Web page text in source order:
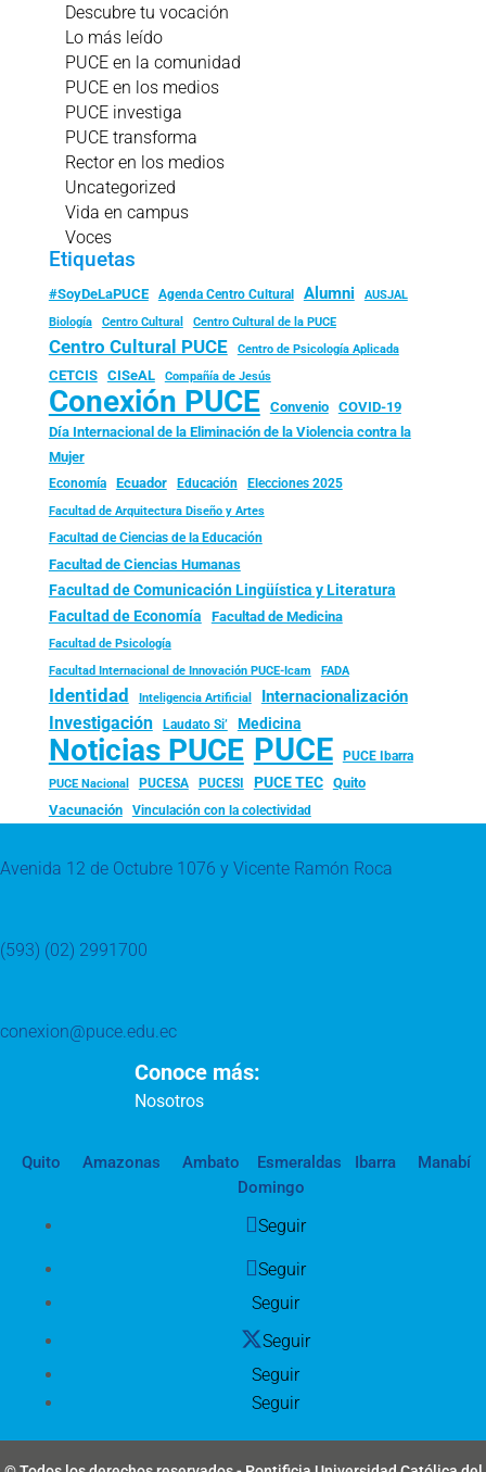
Descubre tu vocación
Lo más leído
PUCE en la comunidad
PUCE en los medios
PUCE investiga
PUCE transforma
Rector en los medios
Uncategorized
Vida en campus
Voces
Etiquetas
#SoyDeLaPUCE Agenda Centro Cultural Alumni
AUSJAL
Biología
Centro Cultural Centro Cultural de la PUCE
Centro Cultural PUCE Centro de Psicología Aplicada
CETCIS CISeAL Compañía de Jesús
Conexión PUCE Convenio
COVID-19
Día Internacional de la Eliminación de la Violencia contra la
Mujer
Economía Ecuador Educación Elecciones 2025
Facultad de Arquitectura Diseño y Artes
Facultad de Ciencias de la Educación
Facultad de Ciencias Humanas
Facultad de Comunicación Lingüística y Literatura
Facultad de Economía Facultad de Medicina
Facultad de Psicología
Facultad Internacional de Innovación PUCE-Icam FADA
Identidad Inteligencia Artificial Internacionalización
Investigación Laudato Si’ Medicina
Noticias PUCE PUCE PUCE Ibarra
PUCE Nacional PUCESA PUCESI PUCE TEC
Quito
Vacunación
Vinculación con la colectividad
Avenida 12 de Octubre 1076 y Vicente Ramón Roca
(593) (02) 2991700
conexion@puce.edu.ec
Conoce más:
Nosotros
Quito Amazonas Ambato Esmeraldas Ibarra
Manabí
Domingo
Seguir
Seguir
Seguir
Seguir
Seguir
Seguir